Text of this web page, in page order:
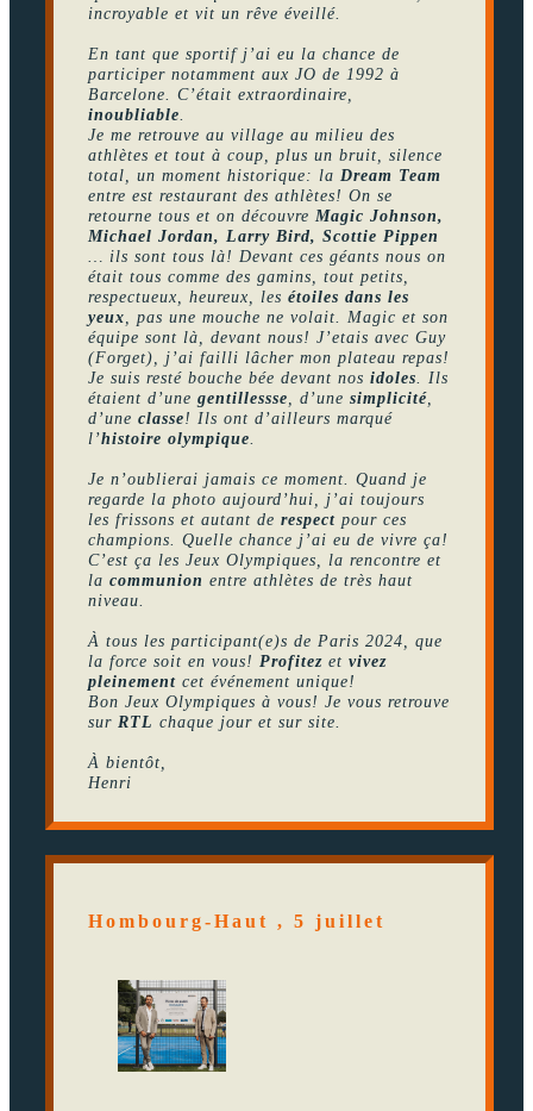
incroyable et vit un rêve éveillé.
En tant que sportif j’ai eu la chance de
participer notamment aux JO de 1992 à
Barcelone. C’était extraordinaire,
inoubliable.
Je me retrouve au village au milieu des
athlètes et tout à coup, plus un bruit, silence
total, un moment historique: laDream Team
entre est restaurant des athlètes! On se
retourne tous et on découvreMagic Johnson,
Michael Jordan, Larry Bird, Scottie Pippen
… ils sont tous là! Devant ces géants nous on
était tous comme des gamins, tout petits,
respectueux, heureux, lesétoiles dans les
yeux, pas une mouche ne volait. Magic et son
équipe sont là, devant nous! J’etais avec Guy
(Forget), j’ai failli lâcher mon plateau repas!
Je suis resté bouche bée devant nosidoles. Ils
étaient d’unegentillessse, d’unesimplicité,
d’uneclasse! Ils ont d’ailleurs marqué
l’histoire olympique.
Je n’oublierai jamais ce moment. Quand je
regarde la photo aujourd’hui, j’ai toujours
les frissons et autant derespect pour ces
champions. Quelle chance j’ai eu de vivre ça!
C’est ça les Jeux Olympiques, la rencontre et
lacommunion entre athlètes de très haut
niveau.
À tous les participant(e)s de Paris 2024, que
la force soit en vous!Profitez etvivez
pleinement cet événement unique!
Bon Jeux Olympiques à vous! Je vous retrouve
surRTL chaque jour et sur site.
À bientôt,
Henri
Hombourg-Haut , 5 juillet